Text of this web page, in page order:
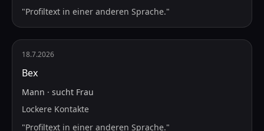
"Profiltext in einer anderen Sprache."
18.7.2026
Bex
Mann · sucht Frau
Lockere Kontakte
"Profiltext in einer anderen Sprache."